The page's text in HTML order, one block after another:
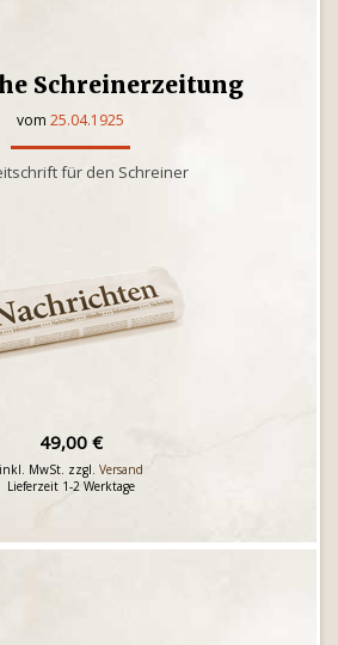
Schreinerzeitung
vom 25.04.1925
für den Schreiner
49,00 €
inkl. MwSt. zzgl. Versand
Lieferzeit 1-2 Werktage